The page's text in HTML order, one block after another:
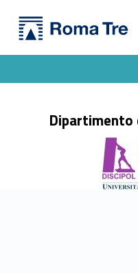
Prof. ANTONIO D'ALESSANDRI - Dipartimento di Scienze Politiche
Dipartimento
Header info sidebar